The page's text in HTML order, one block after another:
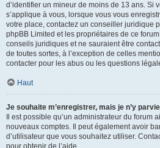
d’identifier un mineur de moins de 13 ans. Si
s’applique à vous, lorsque vous vous
votre place, contactez un conseiller juridique
phpBB Limited et les propriétaires de ce
conseils juridiques et ne sauraient être
de toutes sortes, à l’exception de celles
contacter pour les abus ou les questions
Haut
Je souhaite m’enregistrer, mais je n’y
Il est possible qu’un administrateur du forum
nouveaux comptes. Il peut également avoir
d’utilisateur que vous souhaitez utiliser.
pour obtenir de l’aide.